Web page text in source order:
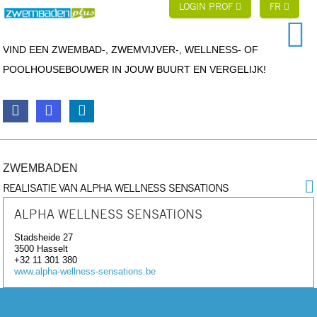
LOGIN PROF FR
VIND EEN ZWEMBAD-, ZWEMVIJVER-, WELLNESS- OF
POOLHOUSEBOUWER IN JOUW BUURT EN VERGELIJK!
ZWEMBADEN
REALISATIE VAN ALPHA WELLNESS SENSATIONS
ALPHA WELLNESS SENSATIONS
Stadsheide 27
3500 Hasselt
+32 11 301 380
www.alpha-wellness-sensations.be